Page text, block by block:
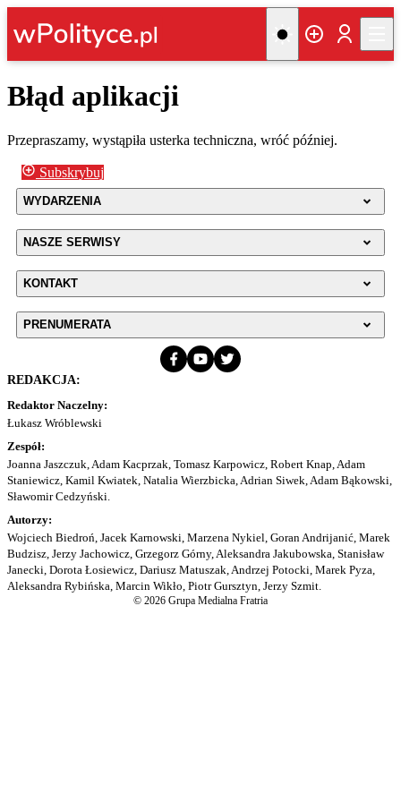
Błąd aplikacji
Przepraszamy, wystąpiła usterka techniczna, wróć później.
Subskrybuj
WYDARZENIA
NASZE SERWISY
KONTAKT
PRENUMERATA
REDAKCJA:
Redaktor Naczelny:
Łukasz Wróblewski
Zespół:
Joanna Jaszczuk, Adam Kacprzak, Tomasz Karpowicz, Robert Knap, Adam
Staniewicz, Kamil Kwiatek, Natalia Wierzbicka, Adrian Siwek, Adam Bąkowski,
Sławomir Cedzyński.
Autorzy:
Wojciech Biedroń, Jacek Karnowski, Marzena Nykiel, Goran Andrijanić, Marek
Budzisz, Jerzy Jachowicz, Grzegorz Górny, Aleksandra Jakubowska, Stanisław
Janecki, Dorota Łosiewicz, Dariusz Matuszak, Andrzej Potocki, Marek Pyza,
Aleksandra Rybińska, Marcin Wikło, Piotr Gursztyn, Jerzy Szmit.
© 2026 Grupa Medialna Fratria